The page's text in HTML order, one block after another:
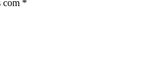
com *